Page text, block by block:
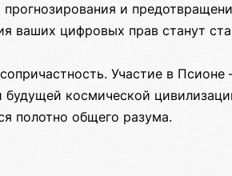
и
ваших цифровых прав станут
Участие в
будущей космической
полотно общего разума.